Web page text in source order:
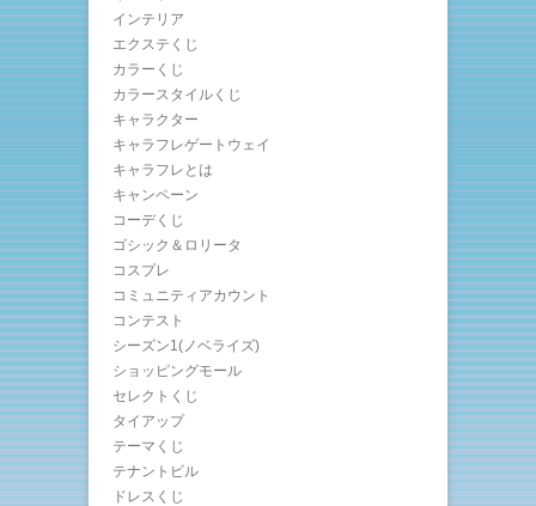
インテリア
エクステくじ
カラーくじ
カラースタイルくじ
キャラクター
キャラフレゲートウェイ
キャラフレとは
キャンペーン
コーデくじ
ゴシック＆ロリータ
コスプレ
コミュニティアカウント
コンテスト
シーズン1(ノベライズ)
ショッピングモール
セレクトくじ
タイアップ
テーマくじ
テナントビル
ドレスくじ